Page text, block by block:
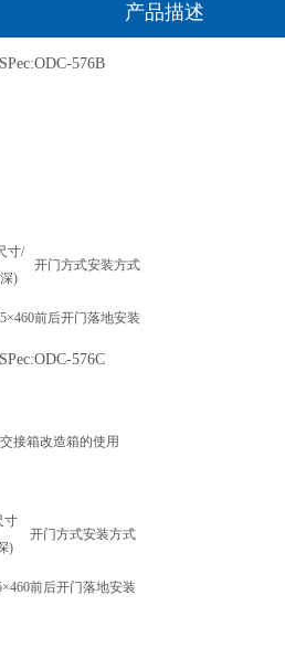
产品描述
576B
寸/
)
开门方式安装方式
前后开门落地安装
576C
接箱改造箱的使用
寸
)
开门方式安装方式
前后开门落地安装